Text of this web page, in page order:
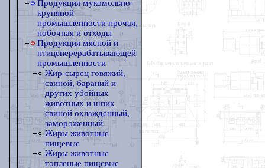
Продукция мукомольно-
крупяной
промышленности прочая,
побочная и отходы
Продукция мясной и
птицеперерабатывающей
промышленности
Жир-сырец говяжий,
свиной, бараний и
других убойных
животных и шпик
свиной охлажденный,
замороженный
Жиры животные
пищевые
Жиры животные
топленые пищевые